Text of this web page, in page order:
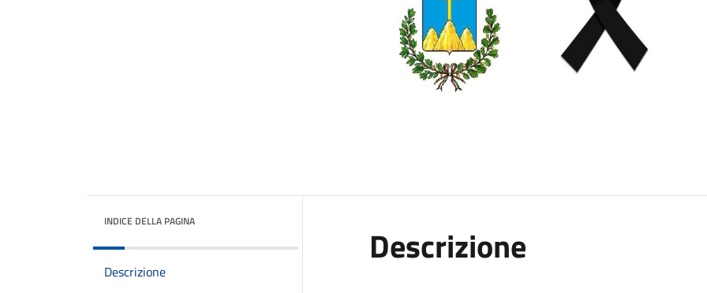
INDICE DELLA PAGINA
Descrizione
Descrizione